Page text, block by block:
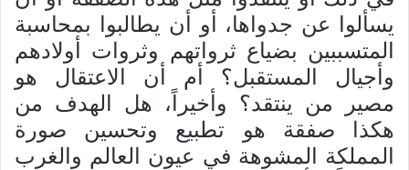
يسألوا عن جدواها، أو أن يطالبوا بمحاسبة
المتسببين بضياع ثرواتهم وثروات أولادهم
وأجيال المستقبل؟ أم أن الاعتقال هو
مصير من ينتقد؟ وأخيراً، هل الهدف من
هكذا صفقة هو تطبيع وتحسين صورة
المملكة المشوهة في عيون العالم والغرب